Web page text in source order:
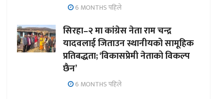
6 MONTHS पहिले
सिरहा–२ मा कांग्रेस नेता राम चन्द्र
यादवलाई जिताउन स्थानीयको सामूहिक
प्रतिबद्धता; ‘विकासप्रेमी नेताको विकल्प
छैन’
6 MONTHS पहिले